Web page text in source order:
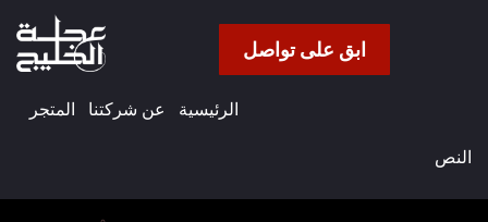
ابق على تواصل
الرئيسية عن شركتنا​ المتجر
النص